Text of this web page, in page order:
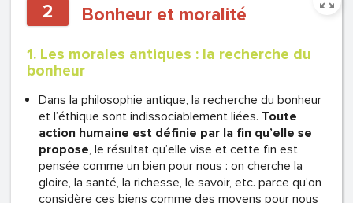
2 Bonheur et moralité
1. Les morales antiques : la recherche du
bonheur
Dans la philosophie antique, la recherche du bonheur
et l’éthique sont indissociablement liées. Toute
action humaine est définie par la fin qu’elle se
propose, le résultat qu’elle vise et cette fin est
pensée comme un bien pour nous : on cherche la
gloire, la santé, la richesse, le savoir, etc. parce qu’on
considère ces biens comme des moyens pour nous